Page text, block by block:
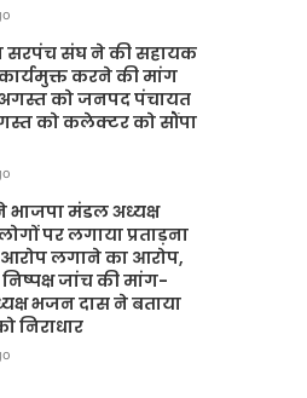
सरपंच संघ ने की सहायक
कार्यमुक्त करने की मांग
को जनपद पंचायत
को कलेक्टर को सौंपा
भाजपा मंडल अध्यक्ष
पर लगाया प्रताड़ना
लगाने का आरोप,
जांच की मांग-
भजन दास ने बताया
निराधार